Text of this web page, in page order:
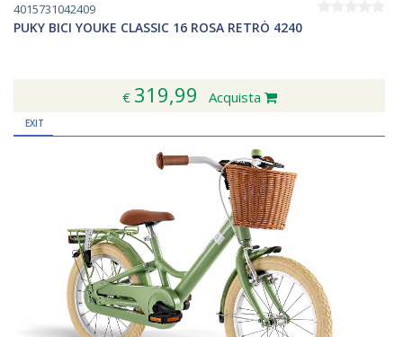
4015731042409
PUKY BICI YOUKE CLASSIC 16 ROSA RETRÒ 4240
€ 319,99 Acquista
EXIT